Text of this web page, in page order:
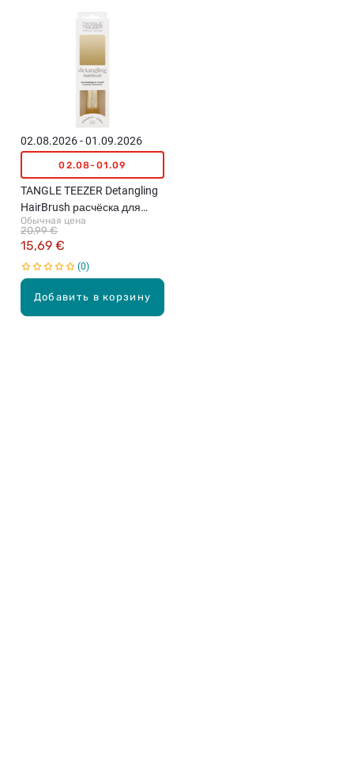
Добавить в корзину
02.08.2026 - 01.09.2026
02.08-01.09
TANGLE TEEZER Detangling
HairBrush расчёска для
волос, Champagne Gold
Обычная цена
15,69 €
20,99 €
0